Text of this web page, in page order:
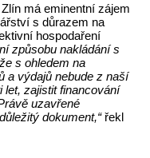
má eminentní zájem
s důrazem na
hospodaření
způsobu nakládání s
s ohledem na
a výdajů nebude z naší
let, zajistit financování
uzavřené
dokument,“řekl